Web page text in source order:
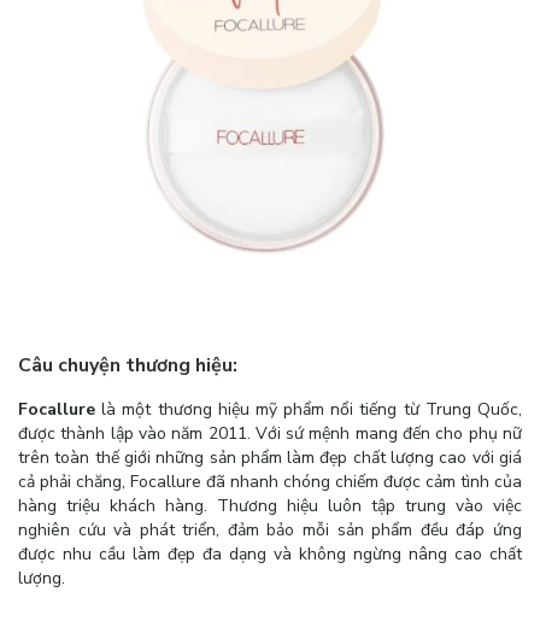
Câu chuyện thương hiệu:
Focallure là một thương hiệu mỹ phẩm nổi tiếng từ Trung Quốc,
được thành lập vào năm 2011. Với sứ mệnh mang đến cho phụ nữ
trên toàn thế giới những sản phẩm làm đẹp chất lượng cao với giá
cả phải chăng, Focallure đã nhanh chóng chiếm được cảm tình của
hàng triệu khách hàng. Thương hiệu luôn tập trung vào việc
nghiên cứu và phát triển, đảm bảo mỗi sản phẩm đều đáp ứng
được nhu cầu làm đẹp đa dạng và không ngừng nâng cao chất
lượng.